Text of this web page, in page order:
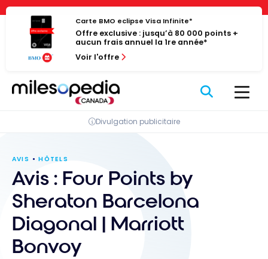
Panneau de gestion des cookies
Passer
contenu
Carte BMO eclipse Visa Infinite*
Offre exclusive : jusqu’à 80 000 points +
aucun frais annuel la 1re année*
Voir l'offre
Divulgation publicitaire
AVIS HÔTELS
Avis : Four Points by
Sheraton Barcelona
Diagonal | Marriott
Bonvoy